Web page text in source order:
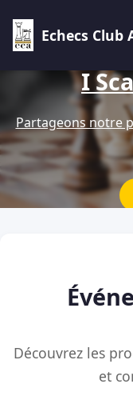
Echecs Club
I
Partageons notre
Découvrez les
et